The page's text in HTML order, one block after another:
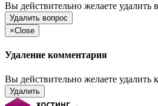
Вы действительно желаете удалить
Удалить вопрос
×Close
Удаление комментария
Вы действительно желаете удалить
Удалить